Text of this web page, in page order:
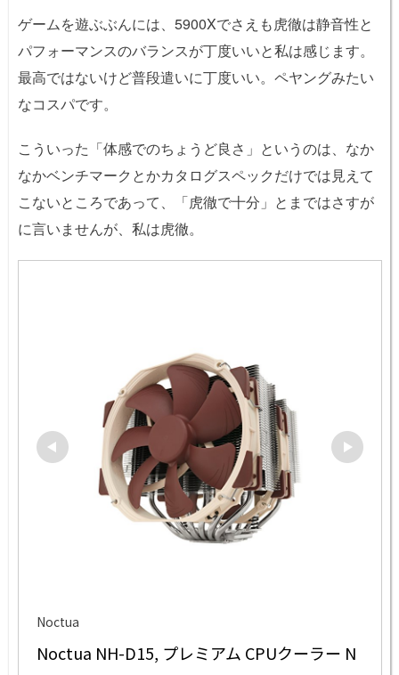
ゲームを遊ぶぶんには、5900Xでさえも虎徹は静音性と
パフォーマンスのバランスが丁度いいと私は感じます。
最高ではないけど普段遣いに丁度いい。ペヤングみたい
なコスパです。
こういった「体感でのちょうど良さ」というのは、なか
なかベンチマークとかカタログスペックだけでは見えて
こないところであって、「虎徹で十分」とまではさすが
に言いませんが、私は虎徹。
Noctua
Noctua NH-D15, プレミアム CPUクーラー N